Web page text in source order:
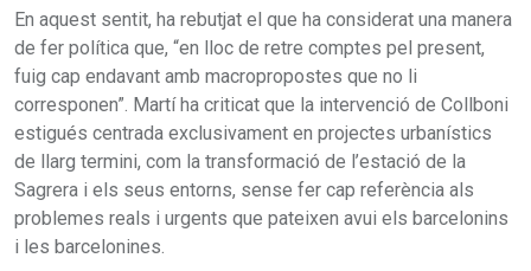
En aquest sentit, ha rebutjat el que ha considerat una manera
de fer política que, “en lloc de retre comptes pel present,
fuig cap endavant amb macropropostes que no li
corresponen”. Martí ha criticat que la intervenció de Collboni
estigués centrada exclusivament en projectes urbanístics
de llarg termini, com la transformació de l’estació de la
Sagrera i els seus entorns, sense fer cap referència als
problemes reals i urgents que pateixen avui els barcelonins
i les barcelonines.